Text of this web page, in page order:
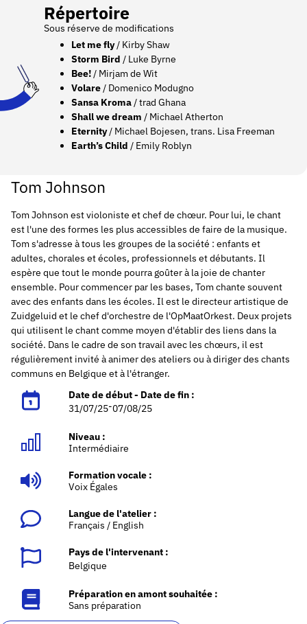
Répertoire
Sous réserve de modifications
Let me fly/ Kirby Shaw
Storm Bird / Luke Byrne
Bee! / Mirjam de Wit
Volare / Domenico Modugno
Sansa Kroma / trad Ghana
Shall we dream / Michael Atherton
Eternity/ Michael Bojesen, trans. Lisa Freeman
Earth’s Child / Emily Roblyn
Tom Johnson
Tom Johnson est violoniste et chef de chœur. Pour lui, le chant
est l'une des formes les plus accessibles de faire de la musique.
Tom s'adresse à tous les groupes de la société : enfants et
adultes, chorales et écoles, professionnels et débutants. Il
espère que tout le monde pourra goûter à la joie de chanter
ensemble. Pour commencer par les bases, Tom chante souvent
avec des enfants dans les écoles. Il est le directeur artistique de
Zuidgeluid et le chef d'orchestre de l'OpMaatOrkest. Deux projets
qui utilisent le chant comme moyen d'établir des liens dans la
société. Dans le cadre de son travail avec les chœurs, il est
régulièrement invité à animer des ateliers ou à diriger des chants
communs en Belgique et à l'étranger.
Date de début - Date de fin :
31/07/25-07/08/25
Niveau :
Intermédiaire
Formation vocale :
Voix Égales
Langue de l'atelier :
Français / English
Pays de l'intervenant :
Belgique
Préparation en amont souhaitée :
Sans préparation